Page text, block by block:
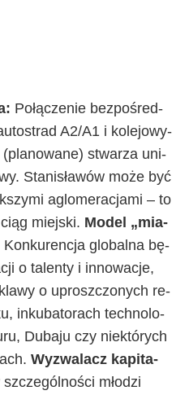
Po­łą­cze­nie bez­po­śred­
A2/A1 i ko­le­jo­wy­
stwa­rza uni­
Sta­ni­sła­wów mo­że być
aglo­me­ra­cja­mi – to
miej­ski. Mo­del „mia­
Kon­ku­ren­cja glo­bal­na bę­
o ta­len­ty i in­no­wa­cje,
o uprosz­czo­ny­ch re­
in­ku­ba­to­ra­ch tech­no­lo­
Du­ba­ju czy nie­któ­ry­ch
Wy­zwa­la­cz ka­pi­ta­
mło­dzi